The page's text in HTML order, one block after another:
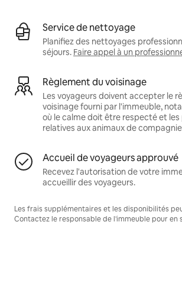
Service de nettoyage
Planifiez des nettoyages
séjours. Faire appel à un
Règlement du voisinage
Les voyageurs doivent accepter le
voisinage fourni par l'immeuble,
où le calme doit être respecté et
relatives aux animaux de
Accueil de voyageurs approuvé
Recevez l'autorisation de votre
accueillir des voyageurs.
Les frais supplémentaires et les disponibilités
Contactez le responsable de l'immeuble pour en